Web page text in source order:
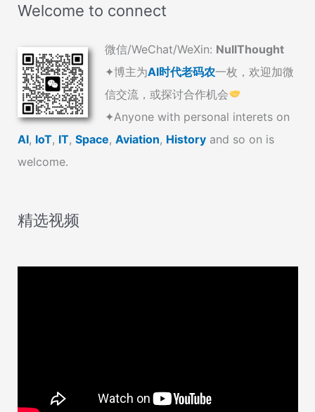
Welcome to connect
微信/WeChat/WeXin: NullThought
✦博主为AI时代老码农一枚，欢迎加微
信交流，或探讨合作机会
✦Anyone with personal interets on
AI, IoT, IT, Space, Aviation, History and so on is
welcome.
精选视频